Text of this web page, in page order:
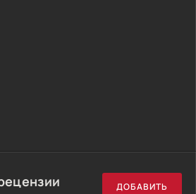
ДОБАВИТЬ